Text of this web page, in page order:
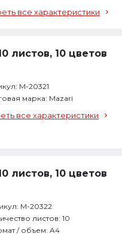
все характеристики
листов, 10 цветов
M-20321
марка: Mazari
все характеристики
листов, 10 цветов
M-20322
листов: 10
/ объем: A4